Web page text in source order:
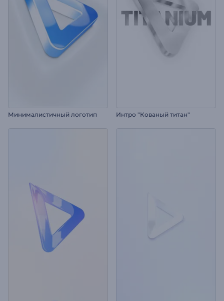
Минималистичный логотип Интро "Кованый титан"